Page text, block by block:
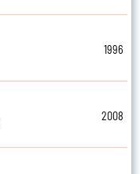
1996
2008